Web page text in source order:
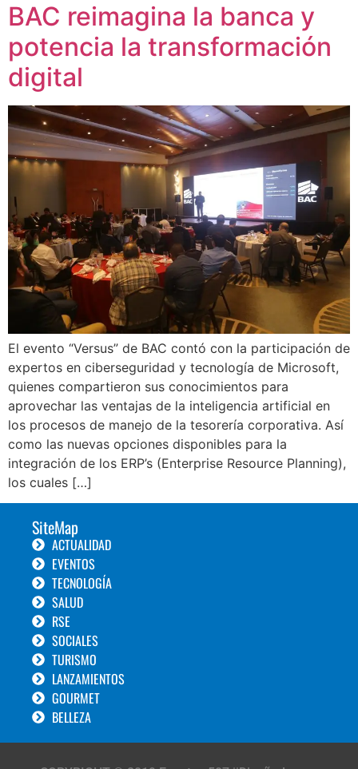
BAC reimagina la banca y
potencia la transformación
digital
El evento “Versus” de BAC contó con la participación de
expertos en ciberseguridad y tecnología de Microsoft,
quienes compartieron sus conocimientos para
aprovechar las ventajas de la inteligencia artificial en
los procesos de manejo de la tesorería corporativa. Así
como las nuevas opciones disponibles para la
integración de los ERP’s (Enterprise Resource Planning),
los cuales […]
SiteMap
ACTUALIDAD
EVENTOS
TECNOLOGÍA
SALUD
RSE
SOCIALES
TURISMO
LANZAMIENTOS
GOURMET
BELLEZA